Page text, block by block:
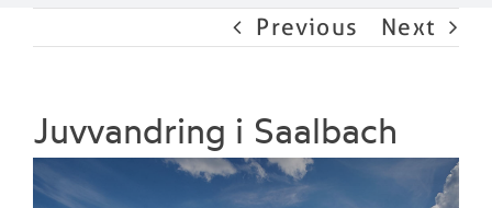
Tips
Priser
Bok
Previous Next
Juvvandring i Saalbach